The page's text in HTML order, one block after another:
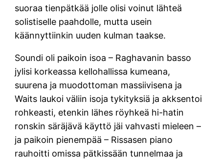
suoraa tienpätkää jolle olisi voinut lähteä
solistiselle paahdolle, mutta usein
käännyttiinkin uuden kulman taakse.
Soundi oli paikoin isoa – Raghavanin basso
jylisi korkeassa kellohallissa kumeana,
suurena ja muodottoman massiivisena ja
Waits laukoi väliin isoja tykityksiä ja akksentoi
rohkeasti, etenkin lähes röyhkeä hi-hatin
ronskin säräjävä käyttö jäi vahvasti mieleen –
ja paikoin pienempää – Rissasen piano
rauhoitti omissa pätkissään tunnelmaa ja